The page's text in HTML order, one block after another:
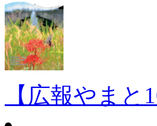
【広報やまと